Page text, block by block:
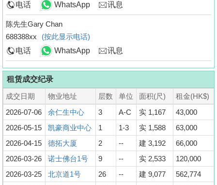
电话
WhatsApp 讯息
陈先生Gary Chan
688388xx
(按此显示电话)
电话
WhatsApp 讯息
租赁成交纪录
成交日期 物业地址 层数 单位 面积(尺)
租金(HK$)
2026-07-06
余仁生中心 3 A-C 实 1,167
43,000
2026-05-15
凯豪商业中心 1 1-3 实 1,588
63,000
2026-04-15
德拓大厦 2 -- 建 3,192
66,000
2026-03-26
诺士佛台1号 9 -- 实 2,533
120,000
2026-03-25
北京道1号 26 -- 建 9,077
562,774